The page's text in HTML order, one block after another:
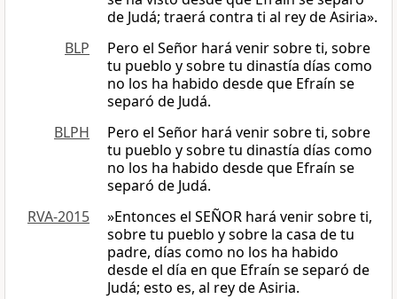
de Judá; traerá contra ti al rey de Asiria».
BLP
Pero el Señor hará venir sobre ti, sobre
tu pueblo y sobre tu dinastía días como
no los ha habido desde que Efraín se
separó de Judá.
BLPH
Pero el Señor hará venir sobre ti, sobre
tu pueblo y sobre tu dinastía días como
no los ha habido desde que Efraín se
separó de Judá.
RVA-2015
»Entonces el SEÑOR hará venir sobre ti,
sobre tu pueblo y sobre la casa de tu
padre, días como no los ha habido
desde el día en que Efraín se separó de
Judá; esto es, al rey de Asiria.